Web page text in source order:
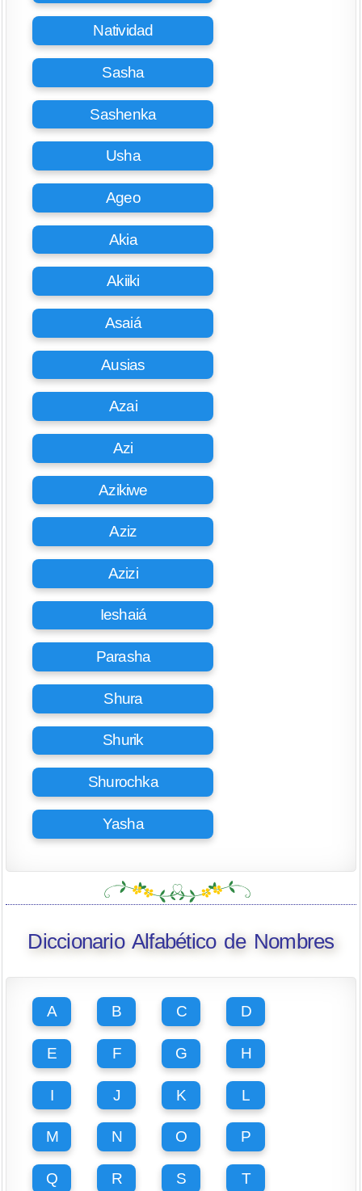
Natividad
Sasha
Sashenka
Usha
Ageo
Akia
Akiiki
Asaiá
Ausias
Azai
Azi
Azikiwe
Aziz
Azizi
Ieshaiá
Parasha
Shura
Shurik
Shurochka
Yasha
Diccionario Alfabético de Nombres
A B C D
E F G H
I J K L
M N O P
Q R S T